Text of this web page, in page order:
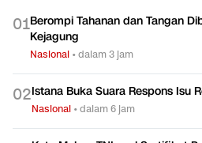
01Berompi Tahanan dan Tangan
Kejagung
Nasional •dalam 3 jam
02Istana Buka Suara Respons Isu
Nasional •dalam 6 jam